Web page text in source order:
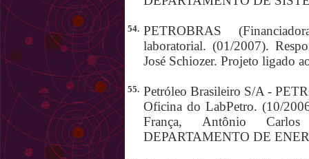
54. PETROBRAS
laboratorial. (01/2007).
José Schiozer. Projeto ligado
55. Petróleo Brasileiro S/A -
Oficina do LabPetro. (10/
França, Antônio
DEPARTAMENTO DE